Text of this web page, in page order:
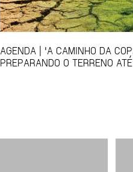
AGENDA | 'A CAMINHO DA
PREPARANDO O TERRENO